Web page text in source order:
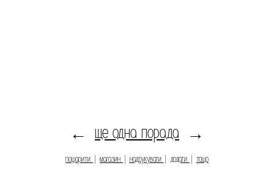
← ще одна порада →
пошарити магазин надрукувати додати тощо